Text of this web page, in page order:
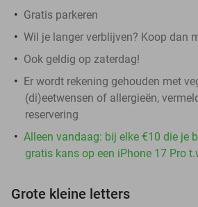
Gratis parkeren
Wil je langer verblijven? Koop dan
Ook geldig op zaterdag!
Er wordt rekening gehouden met
(di)eetwensen of allergieën,
reservering
Alleen vandaag: bij elke €10 die je
gratis kans op een iPhone 17 Pro
Grote kleine letters